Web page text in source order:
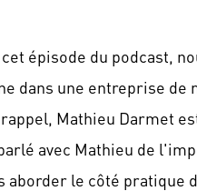
cet épisode du podcast,
dans une entreprise de
Mathieu Darmet
avec Mathieu de
aborder le côté pratique